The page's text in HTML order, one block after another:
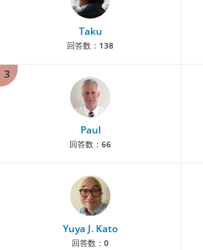
Taku
回答数： 138
3
Paul
回答数： 66
Yuya J. Kato
回答数： 0